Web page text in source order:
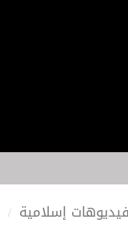
فيديوهات إسلامية